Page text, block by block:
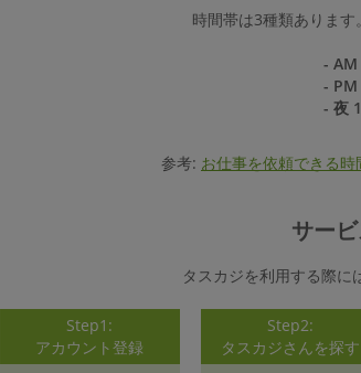
時間帯は3種類あります
- AM
- PM
- 夜
参考: お仕事を依頼できる
サー
タスカジを利用する際に
Step1:
アカウント登録
Step2:
タスカジさんを探す